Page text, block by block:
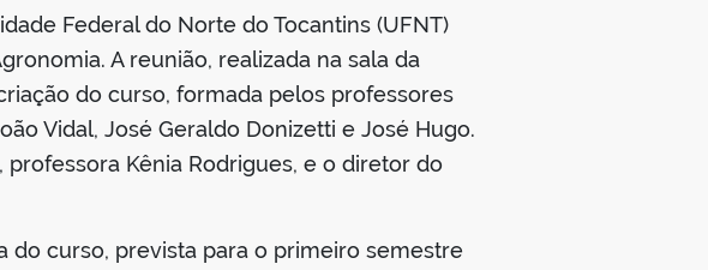
Federal do Norte do Tocantins (UFNT)
A reunião, realizada na sala da
do curso, formada pelos professores
Vidal, José Geraldo Donizetti e José Hugo.
Kênia Rodrigues, e o diretor do
do curso, prevista para o primeiro semestre